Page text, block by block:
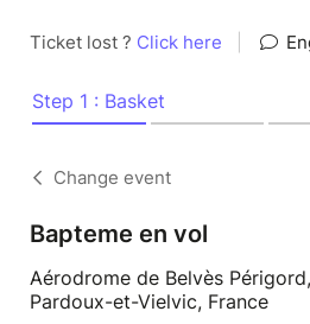
Ticket lost ? Click here
Step 1 : Basket
Change event
Bapteme en vol
Aérodrome de Belvès
Pardoux-et-Vielvic, France